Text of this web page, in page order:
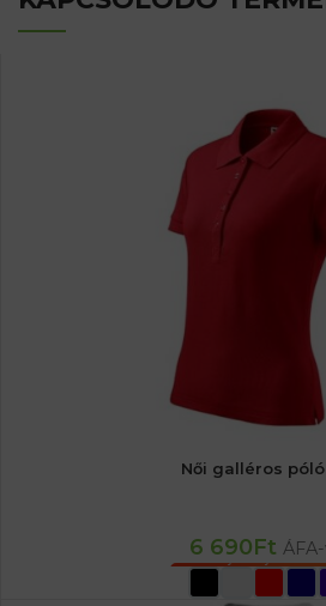
Női galléros póló
6 690Ft
OPCIÓK